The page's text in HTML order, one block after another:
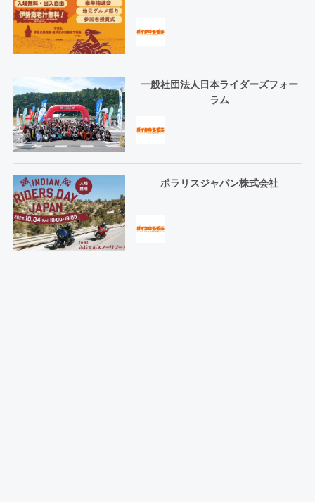
一般社団法人日本ライダーズフォー
ラム
ポラリスジャパン株式会社